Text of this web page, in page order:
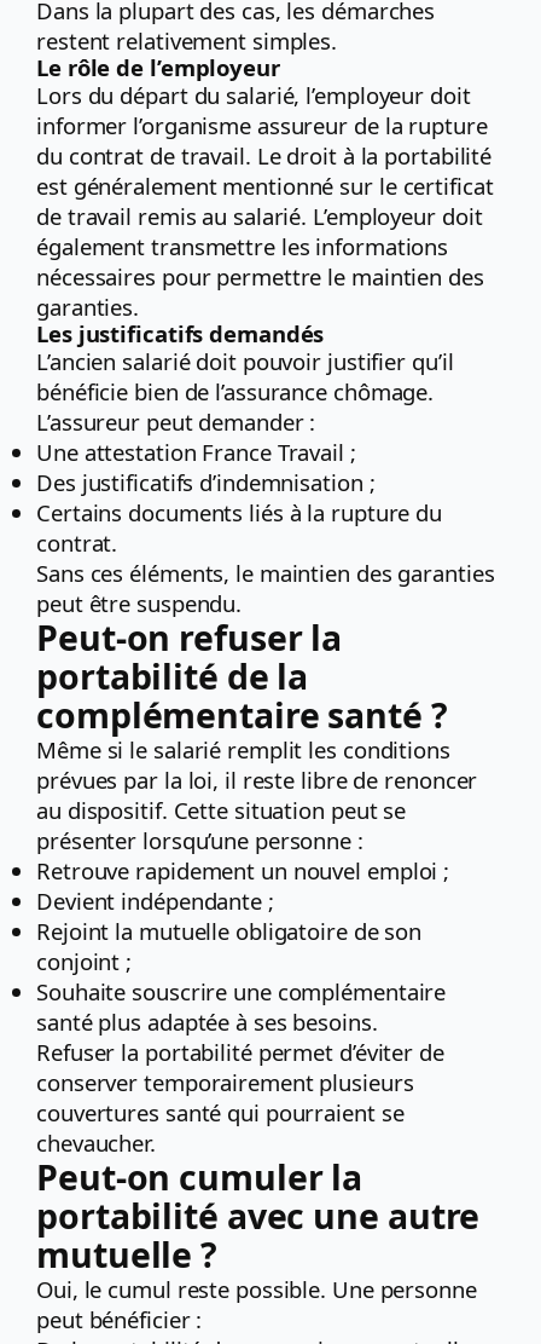
Dans la plupart des cas, les démarches
restent relativement simples.
Le rôle de l’employeur
Lors du départ du salarié, l’employeur doit
informer l’organisme assureur de la rupture
du contrat de travail. Le droit à la portabilité
est généralement mentionné sur le certificat
de travail remis au salarié. L’employeur doit
également transmettre les informations
nécessaires pour permettre le maintien des
garanties.
Les justificatifs demandés
L’ancien salarié doit pouvoir justifier qu’il
bénéficie bien de l’assurance chômage.
L’assureur peut demander :
Une attestation France Travail ;
Des justificatifs d’indemnisation ;
Certains documents liés à la rupture du
contrat.
Sans ces éléments, le maintien des garanties
peut être suspendu.
Peut-on refuser la
portabilité de la
complémentaire santé ?
Même si le salarié remplit les conditions
prévues par la loi, il reste libre de renoncer
au dispositif. Cette situation peut se
présenter lorsqu’une personne :
Retrouve rapidement un nouvel emploi ;
Devient indépendante ;
Rejoint la mutuelle obligatoire de son
conjoint ;
Souhaite souscrire une complémentaire
santé plus adaptée à ses besoins.
Refuser la portabilité permet d’éviter de
conserver temporairement plusieurs
couvertures santé qui pourraient se
chevaucher.
Peut-on cumuler la
portabilité avec une autre
mutuelle ?
Oui, le cumul reste possible. Une personne
peut bénéficier :